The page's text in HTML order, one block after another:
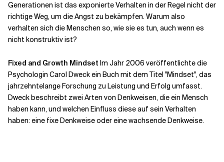
Generationen ist das exponierte Verhalten in der Regel nicht der
richtige Weg, um die Angst zu bekämpfen. Warum also
verhalten sich die Menschen so, wie sie es tun, auch wenn es
nicht konstruktiv ist?
Fixed and Growth Mindset Im Jahr 2006 veröffentlichte die
Psychologin Carol Dweck ein Buch mit dem Titel "Mindset", das
jahrzehntelange Forschung zu Leistung und Erfolg umfasst.
Dweck beschreibt zwei Arten von Denkweisen, die ein Mensch
haben kann, und welchen Einfluss diese auf sein Verhalten
haben: eine fixe Denkweise oder eine wachsende Denkweise.